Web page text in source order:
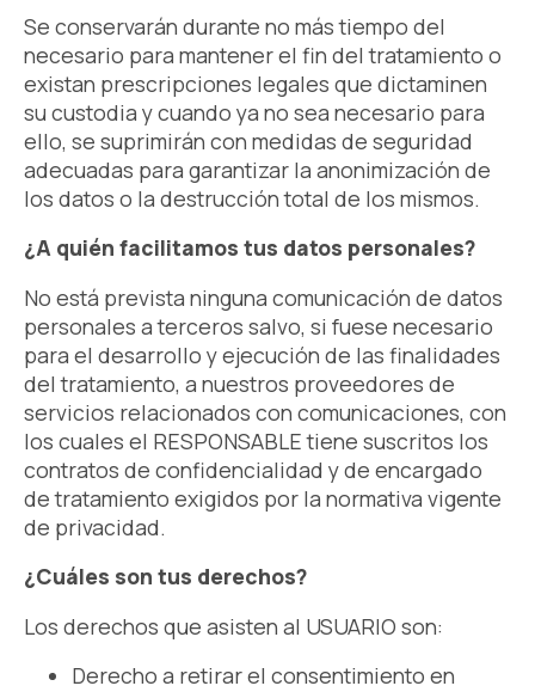
Se conservarán durante no más tiempo del
necesario para mantener el fin del tratamiento o
existan prescripciones legales que dictaminen
su custodia y cuando ya no sea necesario para
ello, se suprimirán con medidas de seguridad
adecuadas para garantizar la anonimización de
los datos o la destrucción total de los mismos.
¿A quién facilitamos tus datos personales?
No está prevista ninguna comunicación de datos
personales a terceros salvo, si fuese necesario
para el desarrollo y ejecución de las finalidades
del tratamiento, a nuestros proveedores de
servicios relacionados con comunicaciones, con
los cuales el RESPONSABLE tiene suscritos los
contratos de confidencialidad y de encargado
de tratamiento exigidos por la normativa vigente
de privacidad.
¿Cuáles son tus derechos?
Los derechos que asisten al USUARIO son:
Derecho a retirar el consentimiento en